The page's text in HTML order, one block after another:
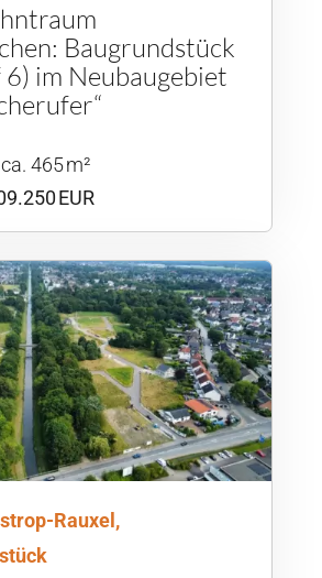
Baugrundstück
im Neubaugebiet
465 m²
EUR
Rauxel,